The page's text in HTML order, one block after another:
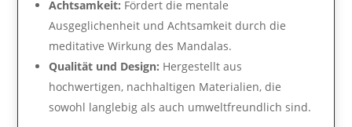
Achtsamkeit: Fördert die mentale
Ausgeglichenheit und Achtsamkeit durch die
meditative Wirkung des Mandalas.
Qualität und Design: Hergestellt aus
hochwertigen, nachhaltigen Materialien, die
sowohl langlebig als auch umweltfreundlich sind.